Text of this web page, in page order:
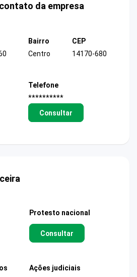
da empresa
Bairro
Centro
CEP
14170-680
Telefone
**********
Consultar
Protesto nacional
Consultar
Ações judiciais